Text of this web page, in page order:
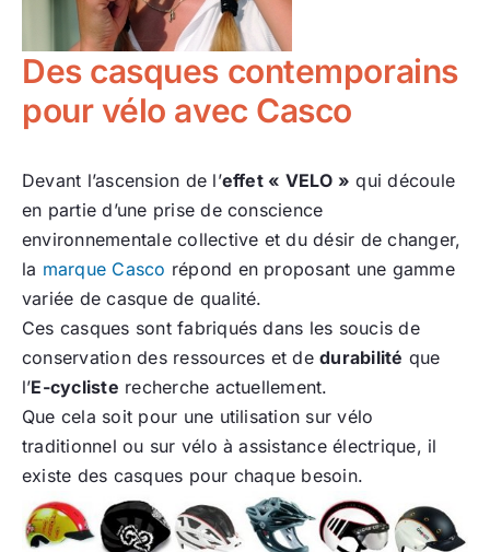
Des casques contemporains
pour vélo avec Casco
Devant l’ascension de l’effet « VELO » qui découle
en partie d’une prise de conscience
environnementale collective et du désir de changer,
la marque Casco répond en proposant une gamme
variée de casque de qualité.
Ces casques sont fabriqués dans les soucis de
conservation des ressources et dedurabilité que
l’E-cycliste recherche actuellement.
Que cela soit pour une utilisation sur vélo
traditionnel ou sur vélo à assistance électrique, il
existe des casques pour chaque besoin.